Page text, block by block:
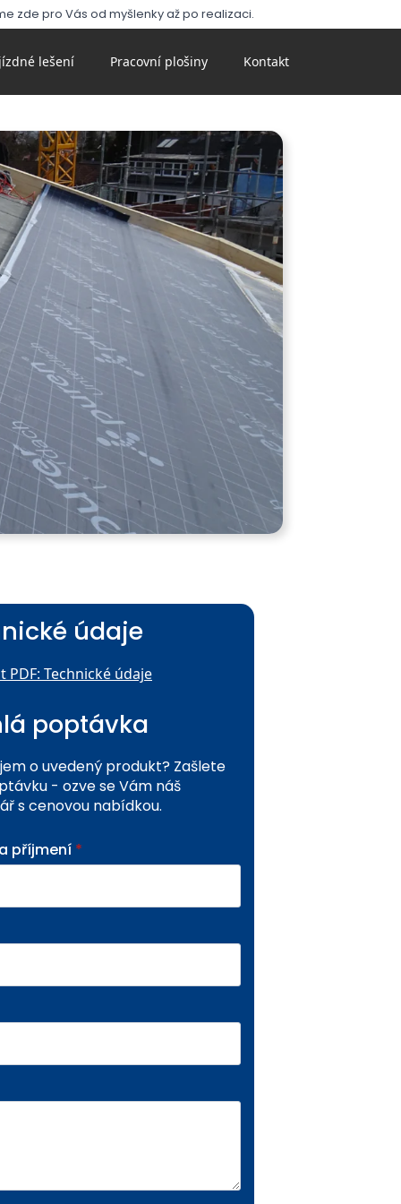
zde pro Vás od myšlenky až po realizaci.
lešení Pracovní plošiny Kontakt
údaje
PDF: Technické údaje
poptávka
o uvedený produkt? Zašlete
- ozve se Vám náš
s cenovou nabídkou.
příjmení *